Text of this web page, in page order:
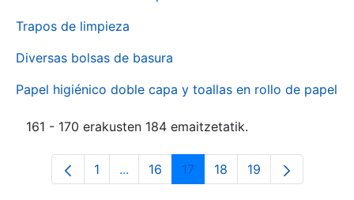
Trapos de limpieza
Diversas bolsas de basura
Papel higiénico doble capa y toallas en rollo de papel
161 - 170 erakusten 184 emaitzetatik.
Orrialdea
1 ...Intermediate Pages Use TAB to
Orrialdea
16 Orrialdea
17 Orrialdea
18 Orrialdea
19